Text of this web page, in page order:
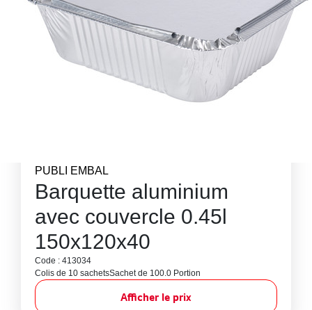
PUBLI EMBAL
Barquette aluminium
avec couvercle 0.45l
150x120x40
Code : 413034
Colis de 10 sachetsSachet de 100.0 Portion
Afficher le prix